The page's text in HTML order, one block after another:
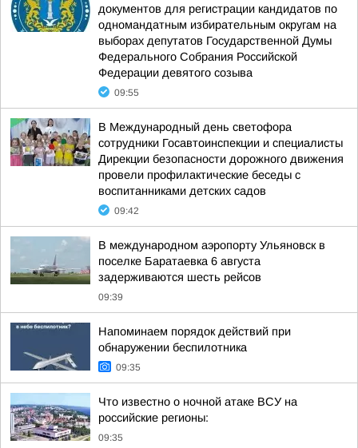
документов для регистрации кандидатов по
одномандатным избирательным округам на
выборах депутатов Государственной Думы
Федерального Собрания Российской
Федерации девятого созыва
09:55
В Международный день светофора
сотрудники Госавтоинспекции и специалисты
Дирекции безопасности дорожного движения
провели профилактические беседы с
воспитанниками детских садов
09:42
В международном аэропорту Ульяновск в
поселке Баратаевка 6 августа
задерживаются шесть рейсов
09:39
Напоминаем порядок действий при
обнаружении беспилотника
09:35
Что известно о ночной атаке ВСУ на
российские регионы:
09:35